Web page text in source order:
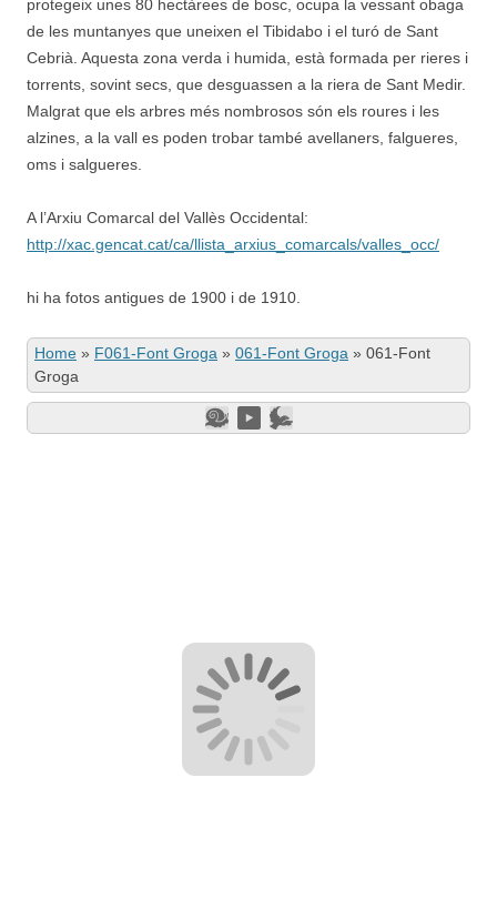
protegeix unes 80 hectàrees de bosc, ocupa la vessant obaga
de les muntanyes que uneixen el Tibidabo i el turó de Sant
Cebrià. Aquesta zona verda i humida, està formada per rieres i
torrents, sovint secs, que desguassen a la riera de Sant Medir.
Malgrat que els arbres més nombrosos són els roures i les
alzines, a la vall es poden trobar també avellaners, falgueres,
oms i salgueres.
A l’Arxiu Comarcal del Vallès Occidental:
http://xac.gencat.cat/ca/llista_arxius_comarcals/valles_occ/
hi ha fotos antigues de 1900 i de 1910.
Home » F061-Font Groga » 061-Font Groga » 061-Font
Groga